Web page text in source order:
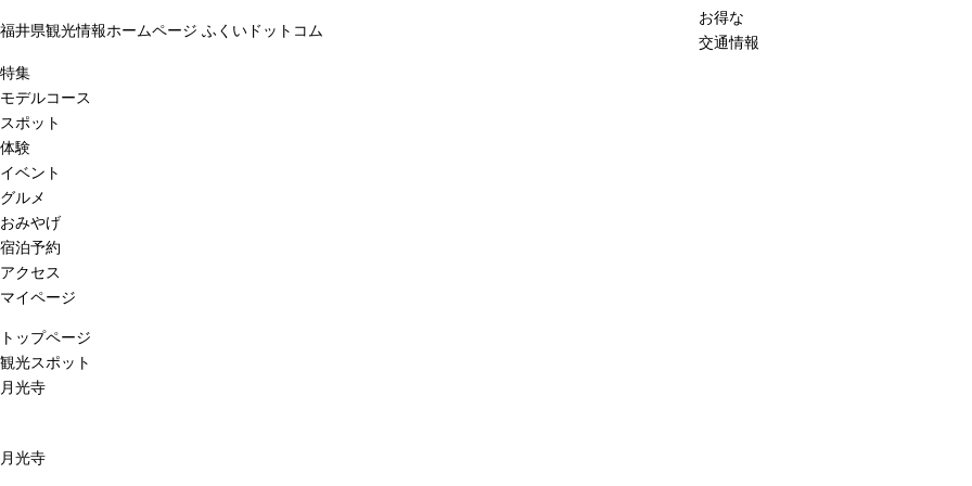
福井県観光情報ホームページ ふくいドットコム
お得な
交通情報
特集
モデルコース
スポット
体験
イベント
グルメ
おみやげ
宿泊予約
アクセス
マイページ
トップページ
観光スポット
月光寺
月光寺